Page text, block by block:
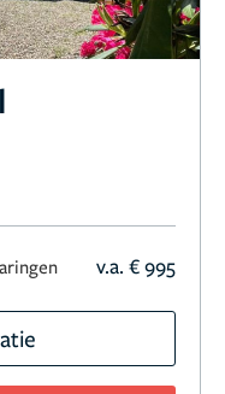
v.a. € 995